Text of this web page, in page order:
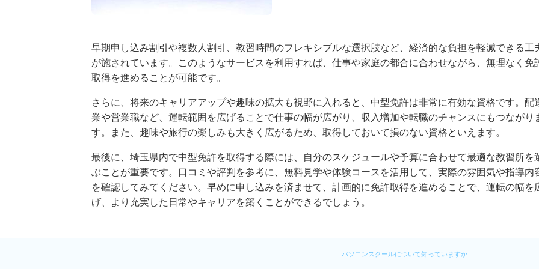
早期申し込み割引や複数人割引、教習時間のフレキシブルな選択肢など、経済的な負担を軽減できる工
が施されています。このようなサービスを利用すれば、仕事や家庭の都合に合わせながら、無理なく免
取得を進めることが可能です。
さらに、将来のキャリアアップや趣味の拡大も視野に入れると、中型免許は非常に有効な資格です。配
業や営業職など、運転範囲を広げることで仕事の幅が広がり、収入増加や転職のチャンスにもつながり
す。また、趣味や旅行の楽しみも大きく広がるため、取得しておいて損のない資格といえます。
最後に、埼玉県内で中型免許を取得する際には、自分のスケジュールや予算に合わせて最適な教習所を
ぶことが重要です。口コミや評判を参考に、無料見学や体験コースを活用して、実際の雰囲気や指導内
を確認してみてください。早めに申し込みを済ませて、計画的に免許取得を進めることで、運転の幅を
げ、より充実した日常やキャリアを築くことができるでしょう。
パソコンスクールについて知っていますか